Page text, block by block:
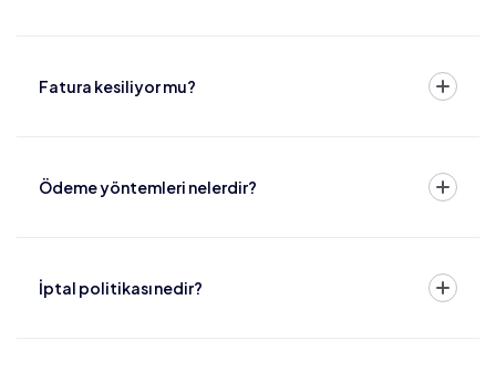
Fatura kesiliyor mu?
Ödeme yöntemleri nelerdir?
İptal politikası nedir?